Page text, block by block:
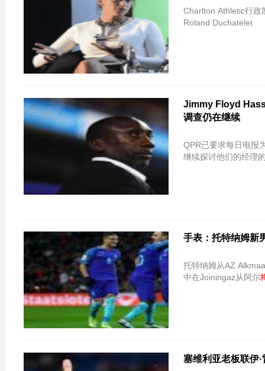
Charlton Athletic行政
Roland Duchatelet
Jimmy Floyd
调查仍在继续
QPR已要求每日电报
继续探讨他们的经理
手表：托特纳姆新
托特纳姆从AZ
中在Joiningaz从阿尔
塞维利亚老板联伊·